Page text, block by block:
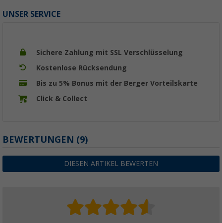
UNSER SERVICE
Sichere Zahlung mit SSL Verschlüsselung
Kostenlose Rücksendung
Bis zu 5% Bonus mit der Berger Vorteilskarte
Click & Collect
BEWERTUNGEN (9)
DIESEN ARTIKEL BEWERTEN